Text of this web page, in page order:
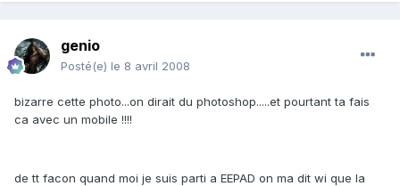
genio
Posté(e) le 8 avril 2008
bizarre cette photo...on dirait du photoshop.....et pourtant ta fais
ca avec un mobile !!!!
de tt facon quand moi je suis parti a EEPAD on ma dit wi que la